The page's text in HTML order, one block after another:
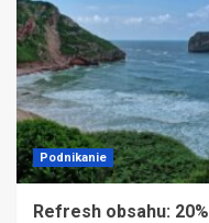
Podnikanie
Refresh obsahu: 20%